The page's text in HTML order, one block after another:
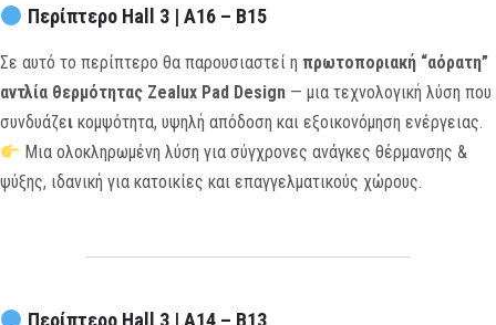
Περίπτερο Hall 3 | A16 – B15
Σε αυτό το περίπτερο θα παρουσιαστεί η πρωτοποριακή “αόρατη”
αντλία θερμότητας Zealux Pad Design — μια τεχνολογική λύση που
συνδυάζει κομψότητα, υψηλή απόδοση και εξοικονόμηση ενέργειας.
Μια ολοκληρωμένη λύση για σύγχρονες ανάγκες θέρμανσης &
ψύξης, ιδανική για κατοικίες και επαγγελματικούς χώρους.
Περίπτερο Hall 3 | A14 – B13